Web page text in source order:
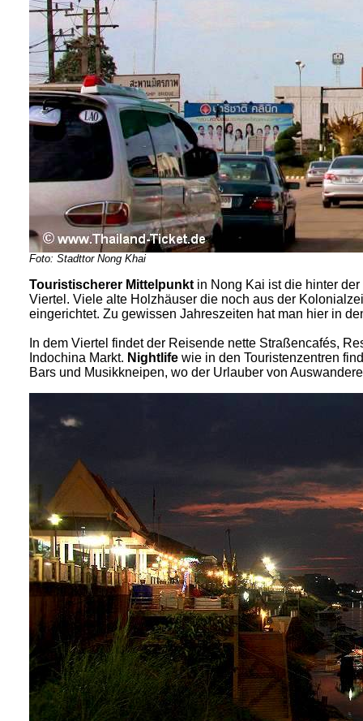
Foto: Stadttor Nong Khai
Touristischerer Mittelpunkt in Nong Kai ist die hinter
Viertel. Viele alte Holzhäuser die noch aus der
eingerichtet. Zu gewissen Jahreszeiten hat man hier in
In dem Viertel findet der Reisende nette Straßencafés,
Indochina Markt. Nightlife wie in den Touristenzentren
Bars und Musikkneipen, wo der Urlauber von